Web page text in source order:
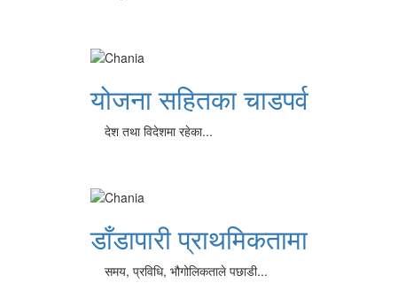
योजना सहितका चाडपर्व
देश तथा विदेशमा रहेका...
डाँडापारी प्राथमिकतामा
समय, प्रविधि, भौगोलिकताले पछाडी...